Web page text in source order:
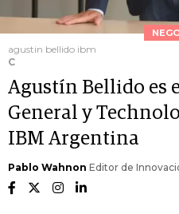
agustin bellido ibm
C
Agustín Bellido es
General y
IBM Argentina
Pablo Wahnon Editor de